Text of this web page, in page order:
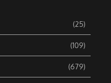
(25)
(109)
(679)